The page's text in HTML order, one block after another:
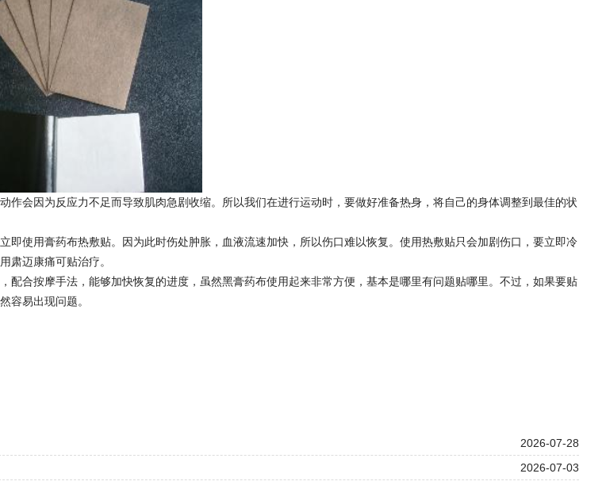
会因为反应力不足而导致肌肉急剧收缩。所以我们在进行运动时，要做好准备热身，将自己的身体调整到最佳的状
使用膏药布热敷贴。因为此时伤处肿胀，血液流速加快，所以伤口难以恢复。使用热敷贴只会加剧伤口，要立即冷
肃迈康痛可贴治疗。
合按摩手法，能够加快恢复的进度，虽然黑膏药布使用起来非常方便，基本是哪里有问题贴哪里。不过，如果要贴
容易出现问题。
2026-07-28
2026-07-03